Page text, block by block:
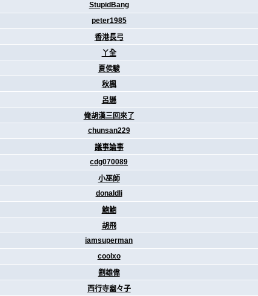
StupidBang
peter1985
香港長弓
丫全
夏侯駿
秋楓
呂遜
俺胡漢三回來了
chunsan229
議事論事
cdg070089
小巫師
donaldli
鮑鮑
胡飛
iamsuperman
coolxo
劉雄偉
西行寺幽々子